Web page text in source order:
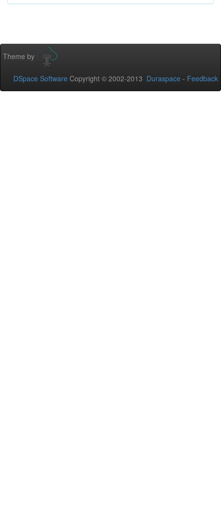
Theme by
DSpace Software Copyright © 2002-2013 Duraspace - Feedback